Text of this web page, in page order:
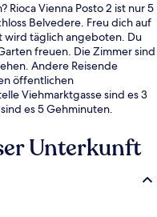
Rioca Vienna Posto 2 ist nur 5
Belvedere. Freu dich auf
wird täglich angeboten. Du
freuen. Die Zimmer sind
Andere Reisende
öffentlichen
Viehmarktgasse sind es 3
es 5 Gehminuten.
Unterkunft